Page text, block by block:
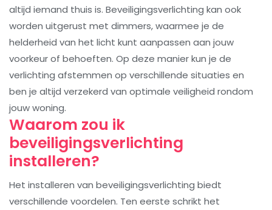
altijd iemand thuis is. Beveiligingsverlichting kan ook
worden uitgerust met dimmers, waarmee je de
helderheid van het licht kunt aanpassen aan jouw
voorkeur of behoeften. Op deze manier kun je de
verlichting afstemmen op verschillende situaties en
ben je altijd verzekerd van optimale veiligheid rondom
jouw woning.
Waarom zou ik
beveiligingsverlichting
installeren?
Het installeren van beveiligingsverlichting biedt
verschillende voordelen. Ten eerste schrikt het